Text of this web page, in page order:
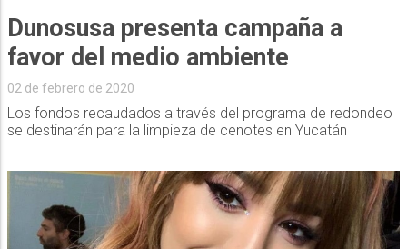
Dunosusa presenta campaña a
favor del medio ambiente
02 de febrero de 2020
Los fondos recaudados a través del programa de redondeo
se destinarán para la limpieza de cenotes en Yucatán